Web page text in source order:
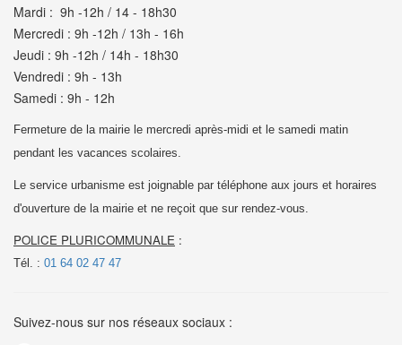
Mardi : 9h -12h / 14 - 18h30
Mercredi : 9h -12h / 13h - 16h
Jeudi : 9h -12h / 14h - 18h30
Vendredi : 9h - 13h
Samedi : 9h - 12h
Fermeture de la mairie le mercredi après-midi et le samedi matin
pendant les vacances scolaires.
Le service urbanisme est joignable par téléphone aux jours et horaires
d'ouverture de la mairie et ne reçoit que sur rendez-vous.
POLICE PLURICOMMUNALE :
Tél. : 01 64 02 47 47
Suivez-nous sur nos réseaux sociaux :